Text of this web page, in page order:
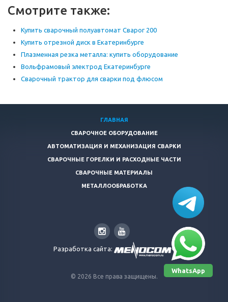
Смотрите также:
Купить сварочный полуавтомат Сварог 200
Купить отрезной диск в Екатеринбурге
Плазменная резка металла: купить оборудование
Вольфрамовый электрод Екатеринбурге
Сварочный трактор для сварки под флюсом
ГЛАВНАЯ
СВАРОЧНОЕ ОБОРУДОВАНИЕ
АВТОМАТИЗАЦИЯ И МЕХАНИЗАЦИЯ СВАРКИ
СВАРОЧНЫЕ ГОРЕЛКИ И РАСХОДНЫЕ ЧАСТИ
СВАРОЧНЫЕ МАТЕРИАЛЫ
МЕТАЛЛООБРАБОТКА
Разработка сайта:
© 2026 Все права защищены.
WhatsApp